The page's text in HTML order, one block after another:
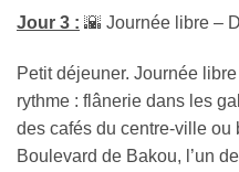
Jour 3 : 🌇 Journée libre –
Petit déjeuner. Journée
rythme : flânerie dans les
des cafés du centre-ville ou
Boulevard de Bakou, l’un